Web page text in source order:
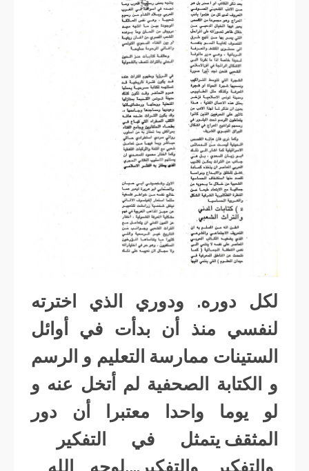
لكل دوره. ودوري الذي اخترته
لنفسي منذ أن بدأت في أوائل
الستينات ممارسة التعليم و الرسم
و الكتابة الصحفية لم أتخل عنه و
لو يوما واحدا معتبرا أن دور
المثقف يتمثل في التفكير
والتفكير والتفكير….لوجه الله